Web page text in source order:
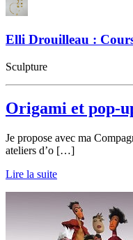
Elli Drouilleau :
Sculpture
Origami et pop-
Je propose avec ma
ateliers d’o […]
Lire la suite